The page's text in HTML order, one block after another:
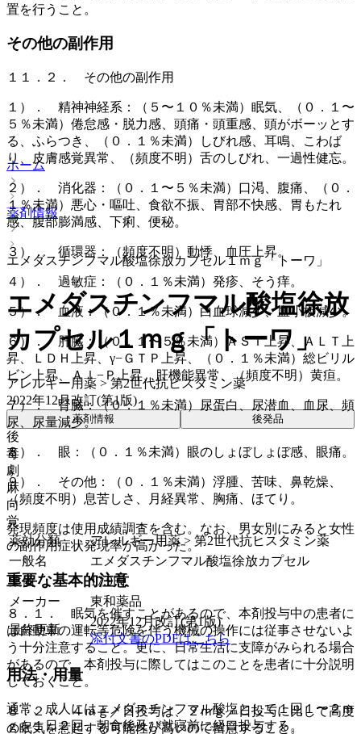
置を行うこと。
その他の副作用
１１．２． その他の副作用
１）． 精神神経系：（５〜１０％未満）眠気、（０．１〜
５％未満）倦怠感・脱力感、頭痛・頭重感、頭がボーッとす
る、ふらつき、（０．１％未満）しびれ感、耳鳴、こわば
り、皮膚感覚異常、（頻度不明）舌のしびれ、一過性健忘。
２）． 消化器：（０．１〜５％未満）口渇、腹痛、（０．
１％未満）悪心・嘔吐、食欲不振、胃部不快感、胃もたれ
感、腹部膨満感、下痢、便秘。
３）． 循環器：（頻度不明）動悸、血圧上昇。
４）． 過敏症：（０．１％未満）発疹、そう痒。
５）． 血液：（０．１％未満）白血球減少、血小板減少。
６）． 肝臓：（０．１〜５％未満）ＡＳＴ上昇、ＡＬＴ上
昇、ＬＤＨ上昇、γ−ＧＴＰ上昇、（０．１％未満）総ビリル
ビン上昇、Ａｌ−Ｐ上昇、肝機能異常、（頻度不明）黄疸。
７）． 腎臓：（０．１％未満）尿蛋白、尿潜血、血尿、頻
尿、尿量減少。
８）． 眼：（０．１％未満）眼のしょぼしょぼ感、眼痛。
９）． その他：（０．１％未満）浮腫、苦味、鼻乾燥、
（頻度不明）息苦しさ、月経異常、胸痛、ほてり。
発現頻度は使用成績調査を含む。なお、男女別にみると女性
の副作用症状発現率が高かった。
重要な基本的注意
８．１． 眠気を催すことがあるので、本剤投与中の患者に
は自動車の運転等危険を伴う機械の操作には従事させないよ
う十分注意すること。更に、日常生活に支障がみられる場合
があるので、本剤投与に際してはこのことを患者に十分説明
しておくこと。
８．２． ４ｍｇ／日投与は、２ｍｇ／日投与に比して高度
の眠気を惹起する可能性が高いので留意すること。
ホーム
薬剤情報
エメダスチンフマル酸塩徐放カプセル１ｍｇ「トーワ」
エメダスチンフマル酸塩徐放
カプセル１ｍｇ「トーワ」
アレルギー用薬 > 第2世代抗ヒスタミン薬
2022年12月改訂(第1版)
薬剤情報 後発品
後
毒
劇
麻
向
覚
薬効分類
アレルギー用薬 > 第2世代抗ヒスタミン薬
一般名
エメダスチンフマル酸塩徐放カプセル
薬価
17.9円
メーカー
東和薬品
最終更新
2022年12月改訂(第1版)
添付文書のPDFはこちら
用法・用量
通常、成人にはエメダスチンフマル酸塩として１回１〜２ｍ
ｇを１日２回、朝食後及び就寝前に経口投与する。